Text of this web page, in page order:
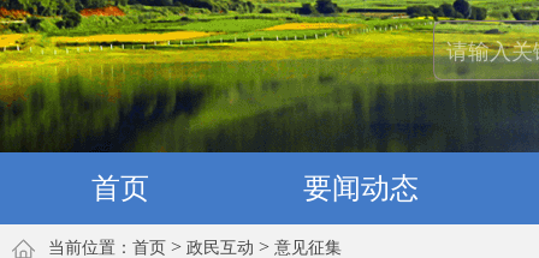
首页 要闻动态
当前位置： 首页 > 政民互动 > 意见征集